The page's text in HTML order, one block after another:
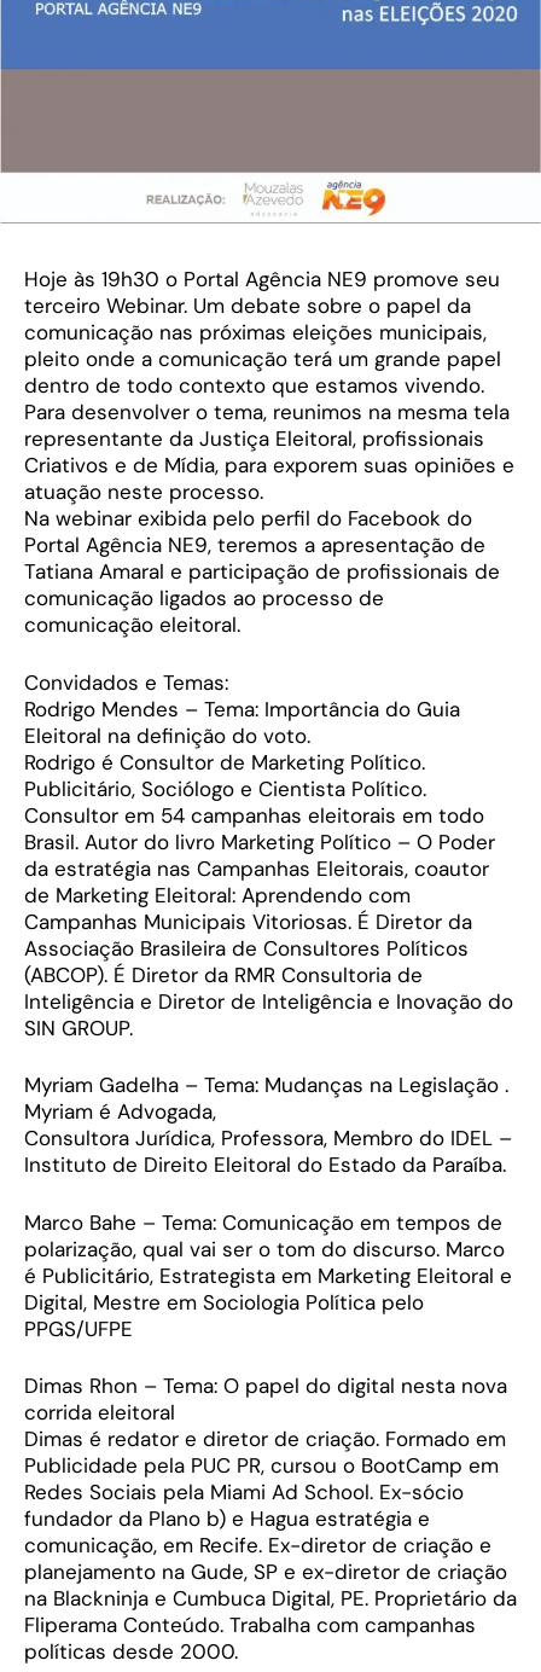
Hoje às 19h30 o Portal Agência NE9 promove seu
terceiro Webinar. Um debate sobre o papel da
comunicação nas próximas eleições municipais,
pleito onde a comunicação terá um grande papel
dentro de todo contexto que estamos vivendo.
Para desenvolver o tema, reunimos na mesma tela
representante da Justiça Eleitoral, profissionais
Criativos e de Mídia, para exporem suas opiniões e
atuação neste processo.
Na webinar exibida pelo perfil do Facebook do
Portal Agência NE9, teremos a apresentação de
Tatiana Amaral e participação de profissionais de
comunicação ligados ao processo de
comunicação eleitoral.
Convidados e Temas:
Rodrigo Mendes – Tema: Importância do Guia
Eleitoral na definição do voto.
Rodrigo é Consultor de Marketing Político.
Publicitário, Sociólogo e Cientista Político.
Consultor em 54 campanhas eleitorais em todo
Brasil. Autor do livro Marketing Político – O Poder
da estratégia nas Campanhas Eleitorais, coautor
de Marketing Eleitoral: Aprendendo com
Campanhas Municipais Vitoriosas. É Diretor da
Associação Brasileira de Consultores Políticos
(ABCOP). É Diretor da RMR Consultoria de
Inteligência e Diretor de Inteligência e Inovação do
SIN GROUP.
Myriam Gadelha – Tema: Mudanças na Legislação .
Myriam é Advogada,
Consultora Jurídica, Professora, Membro do IDEL –
Instituto de Direito Eleitoral do Estado da Paraíba.
Marco Bahe – Tema: Comunicação em tempos de
polarização, qual vai ser o tom do discurso. Marco
é Publicitário, Estrategista em Marketing Eleitoral e
Digital, Mestre em Sociologia Política pelo
PPGS/UFPE
Dimas Rhon – Tema: O papel do digital nesta nova
corrida eleitoral
Dimas é redator e diretor de criação. Formado em
Publicidade pela PUC PR, cursou o BootCamp em
Redes Sociais pela Miami Ad School. Ex-sócio
fundador da Plano b) e Hagua estratégia e
comunicação, em Recife. Ex-diretor de criação e
planejamento na Gude, SP e ex-diretor de criação
na Blackninja e Cumbuca Digital, PE. Proprietário da
Fliperama Conteúdo. Trabalha com campanhas
políticas desde 2000.